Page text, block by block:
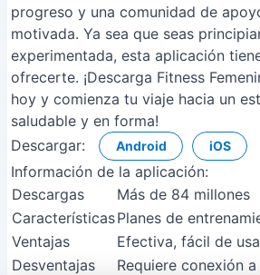
progreso y una comunidad de
motivada. Ya sea que seas
experimentada, esta aplicación
ofrecerte. ¡Descarga Fitness
hoy y comienza tu viaje hacia un
saludable y en forma!
Descargar:
Android iOS
Información de la aplicación:
Descargas
Más de 84 millones
CaracterísticasPlanes de
Ventajas
Efectiva, fácil de
Desventajas
Requiere conexión